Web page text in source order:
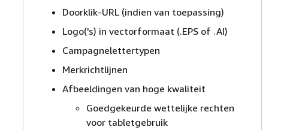
Doorklik-URL (indien van toepassing)
Logo('s) in vectorformaat (.EPS of .AI)
Campagnelettertypen
Merkrichtlijnen
Afbeeldingen van hoge kwaliteit
Goedgekeurde wettelijke rechten
voor tabletgebruik